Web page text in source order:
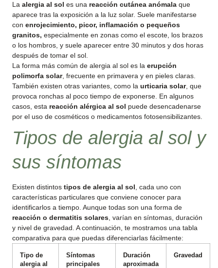
La alergia al sol es una reacción cutánea anómala que
aparece tras la exposición a la luz solar. Suele manifestarse
con enrojecimiento, picor, inflamación o pequeños
granitos, especialmente en zonas como el escote, los brazos
o los hombros, y suele aparecer entre 30 minutos y dos horas
después de tomar el sol.
La forma más común de alergia al sol es la erupción
polimorfa solar, frecuente en primavera y en pieles claras.
También existen otras variantes, como la urticaria solar, que
provoca ronchas al poco tiempo de exponerse. En algunos
casos, esta reacción alérgica al sol puede desencadenarse
por el uso de cosméticos o medicamentos fotosensibilizantes.
Tipos de alergia al sol y
sus síntomas
Existen distintos tipos de alergia al sol , cada uno con
características particulares que conviene conocer para
identificarlos a tiempo. Aunque todas son una forma de
reacción o dermatitis solares , varían en síntomas, duración
y nivel de gravedad. A continuación, te mostramos una tabla
comparativa para que puedas diferenciarlas fácilmente:
Tipo de
alergia al
Síntomas
principales
Duración
aproximada
Gravedad